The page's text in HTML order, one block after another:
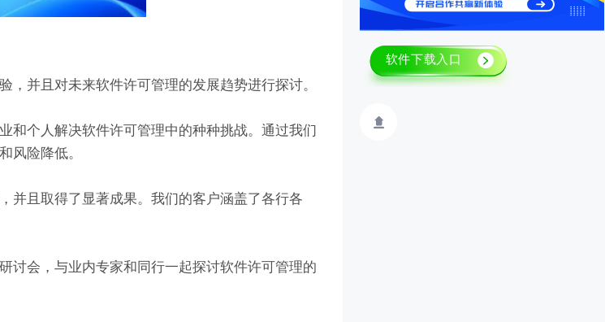
并且对未来软件许可管理的发展趋势进行探讨。
和个人解决软件许可管理中的种种挑战。通过我们
险降低。
并且取得了显著成果。我们的客户涵盖了各行各
讨会，与业内专家和同行一起探讨软件许可管理的